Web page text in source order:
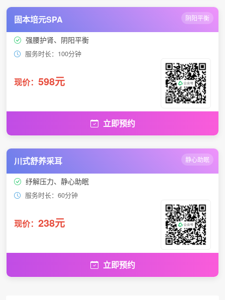
固本培元SPA 阴阳平衡
强腰护肾、阴阳平衡
服务时长：100分钟
现价： 598元
立即预约
川式舒养采耳 静心助眠
纾解压力、静心助眠
服务时长：60分钟
现价： 238元
立即预约